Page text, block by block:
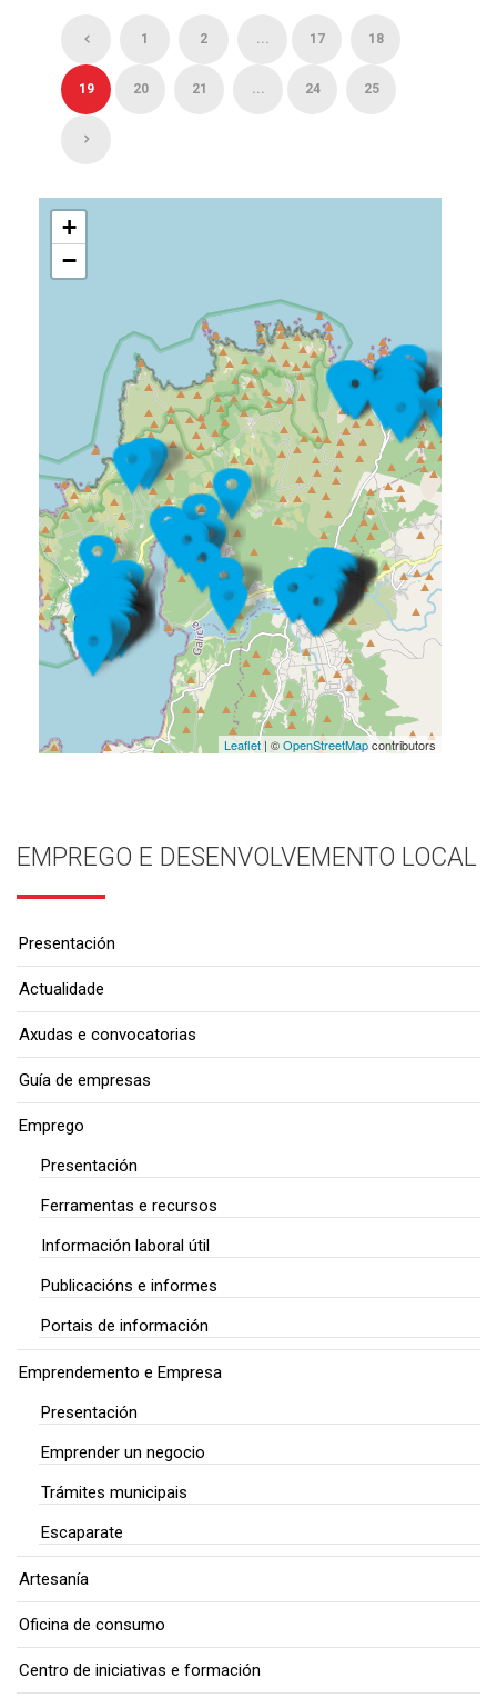
1 2 ... 17 18
19 20 21 ... 24 25
+
−
Leaflet| ©OpenStreetMapcontributors
EMPREGO E DESENVOLVEMENTO LOCAL
Presentación
Actualidade
Axudas e convocatorias
Guía de empresas
Emprego
Presentación
Ferramentas e recursos
Información laboral útil
Publicacións e informes
Portais de información
Emprendemento e Empresa
Presentación
Emprender un negocio
Trámites municipais
Escaparate
Artesanía
Oficina de consumo
Centro de iniciativas e formación